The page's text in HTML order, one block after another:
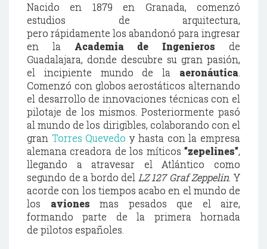
Nacido en 1879 en Granada, comenzó
estudios de arquitectura,
pero rápidamente los abandonó para ingresar
en la Academia de Ingenieros de
Guadalajara, donde descubre su gran pasión,
el incipiente mundo de la aeronáutica
Comenzó con globos aerostáticos alternando
el desarrollo de innovaciones técnicas con el
pilotaje de los mismos. Posteriormente pasó
al mundo de los dirigibles, colaborando con el
gran Torres Quevedo y hasta con la empresa
alemana creadora de los míticos "zepelines",
llegando a atravesar el Atlántico como
segundo de a bordo del LZ 127 Graf Zeppelin . Y
acorde con los tiempos acabo en el mundo de
los aviones mas pesados que el aire,
formando parte de la primera hornada
de pilotos españoles.